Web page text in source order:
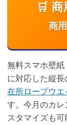
🛒
商
無料スマホ壁紙
に対応した縦
在所ロープウエ
す。今月のカ
スタマイズも